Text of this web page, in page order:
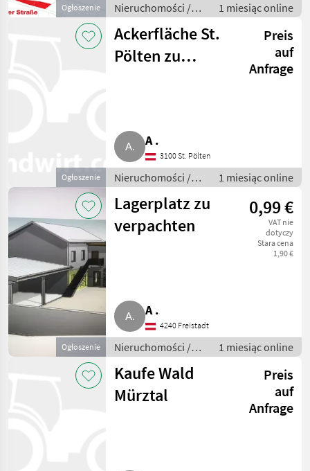
Ogłoszenie
Nieruchomości /
Działki
1 miesiąc online
Ogłoszenie
Ackerfläche St.
Pölten zu
Preis
auf
Anfrage
A .
3100 St. Pölten
Nieruchomości /
Działki
1 miesiąc online
Ogłoszenie
Lagerplatz zu
verpachten
0,99 €
VAT nie
dotyczy
Stara cena
1,90 €
A .
4240 Freistadt
Nieruchomości /
Działki
1 miesiąc online
Kaufe Wald
Mürztal
Preis
auf
Anfrage